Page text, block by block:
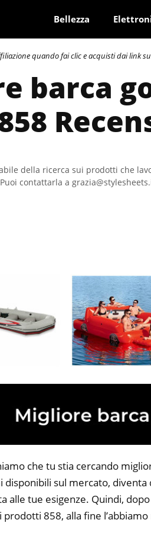
Bellezza
quando fai clic e acquisti dai link
barca
della ricerca sui prodotti che
contattarla a
che tu stia cercando
disponibili sul mercato,
alle tue esigenze. Quindi,
858, alla fine